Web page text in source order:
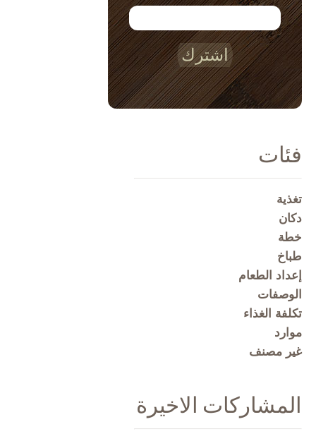
اشترك
فئات
تغذية
دكان
خطة
طباخ
إعداد الطعام
الوصفات
تكلفة الغذاء
موارد
غير مصنف
المشاركات الاخيرة